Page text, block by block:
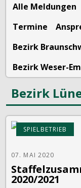
Alle Meldungen
Termine
Bezirk
Bezirk Weser-
Bezirk
SPIELBETRIEB
07. MAI 2020
2020/2021